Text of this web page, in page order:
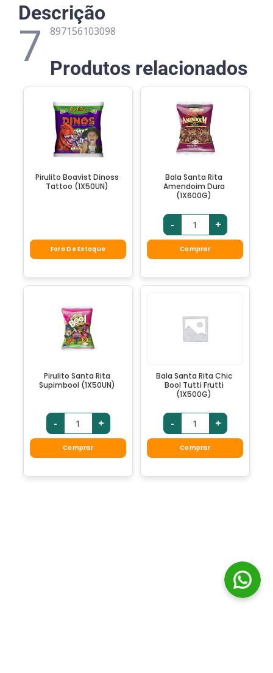
Descrição
7 897156103098
Produtos relacionados
Pirulito Boavist Dinoss
Tattoo (1X50UN)
Fora De Estoque
Bala Santa Rita
Amendoim Dura
(1X600G)
- +
Comprar
Pirulito Santa Rita
Supimbool (1X50UN)
- +
Comprar
Bala Santa Rita Chic
Bool Tutti Frutti
(1X500G)
- +
Comprar